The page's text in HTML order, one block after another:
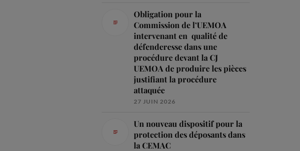
Obligation pour la
Commission de l’UEMOA
intervenant en qualité de
défenderesse dans une
procédure devant la CJ
UEMOA de produire les pièces
justifiant la procédure
attaquée
27 JUIN 2026
Un nouveau dispositif pour la
protection des déposants dans
la CEMAC